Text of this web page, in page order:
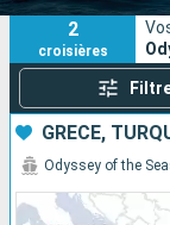
2
croisières
GRÈCE,
Odyssey of the